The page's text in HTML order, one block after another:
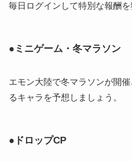
毎日ログインして特別な報酬を
●ミニゲーム・冬マラソン
エモン大陸で冬マラソンが開
るキャラを予想しましょう。
●ドロップCP